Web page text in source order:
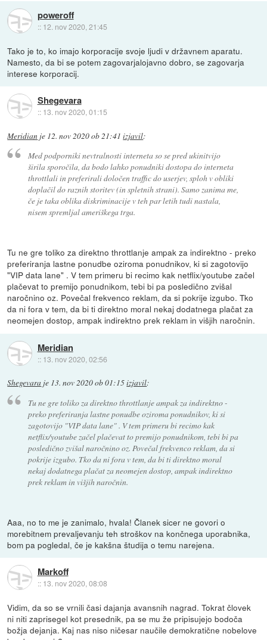
poweroff
:: 12. nov 2020, 21:45
Tako je to, ko imajo korporacije svoje ljudi v državnem aparatu.
Namesto, da bi se potem zagovarjalojavno dobro, se zagovarja
interese korporacij.
Shegevara
:: 13. nov 2020, 01:15
Meridian je 12. nov 2020 ob 21:41 izjavil:
Med podporniki nevtralnosti interneta so se pred ukinitvijo
širila sporočila, da bodo lahko ponudniki dostopa do interneta
throttlali in preferirali določen traffic do userjev, sploh v obliki
doplačil do raznih storitev (in spletnih strani). Samo zanima me,
če je taka oblika diskriminacije v teh par letih tudi nastala,
nisem spremljal ameriškega trga.
Tu ne gre toliko za direktno throttlanje ampak za indirektno - preko
preferiranja lastne ponudbe oziroma ponudnikov, ki si zagotovijo
"VIP data lane" . V tem primeru bi recimo kak netflix/youtube začel
plačevat to premijo ponudnikom, tebi bi pa posledično zvišal
naročnino oz. Povečal frekvenco reklam, da si pokrije izgubo. Tko
da ni fora v tem, da bi ti direktno moral nekaj dodatnega plačat za
neomejen dostop, ampak indirektno prek reklam in višjih naročnin.
Meridian
:: 13. nov 2020, 02:56
Shegevara je 13. nov 2020 ob 01:15izjavil:
Tu ne gre toliko za direktno throttlanje ampak za indirektno -
preko preferiranja lastne ponudbe oziroma ponudnikov, ki si
zagotovijo "VIP data lane" . V tem primeru bi recimo kak
netflix/youtube začel plačevat to premijo ponudnikom, tebi bi pa
posledično zvišal naročnino oz. Povečal frekvenco reklam, da si
pokrije izgubo. Tko da ni fora v tem, da bi ti direktno moral
nekaj dodatnega plačat za neomejen dostop, ampak indirektno
prek reklam in višjih naročnin.
Aaa, no to me je zanimalo, hvala! Članek sicer ne govori o
morebitnem prevaljevanju teh stroškov na končnega uporabnika,
bom pa pogledal, če je kakšna študija o temu narejena.
Markoff
:: 13. nov 2020, 08:08
Vidim, da so se vrnili časi dajanja avansnih nagrad. Tokrat človek
ni niti zaprisegel kot presednik, pa se mu že pripisujejo bodoča
božja dejanja. Kaj nas niso ničesar naučile demokratične nobelove